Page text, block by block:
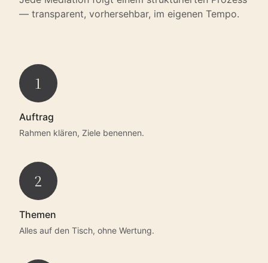
— transparent, vorhersehbar, im eigenen Tempo.
1
Auftrag
Rahmen klären, Ziele benennen.
2
Themen
Alles auf den Tisch, ohne Wertung.